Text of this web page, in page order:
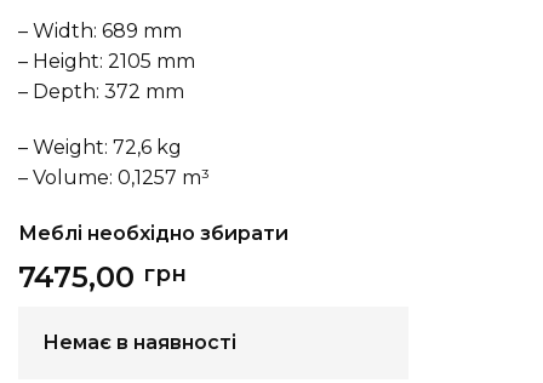
– Width: 689 mm
– Height: 2105 mm
– Depth: 372 mm
– Weight: 72,6 kg
– Volume: 0,1257 m³
Меблі необхідно збирати
7475,00 грн
Немає в наявності